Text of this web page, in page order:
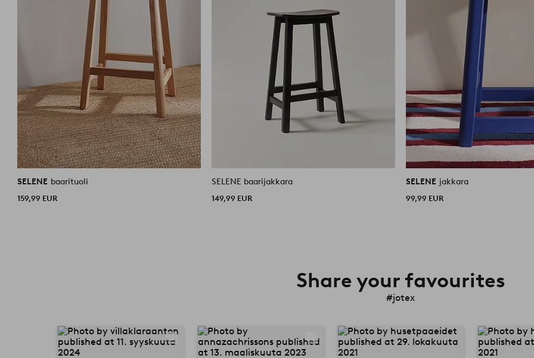
SELENE baarituoli
159,99 EUR
SELENE baarijakkara
149,99 EUR
SELENE jakkara
99,99 EUR
Share your favourites
#jotex